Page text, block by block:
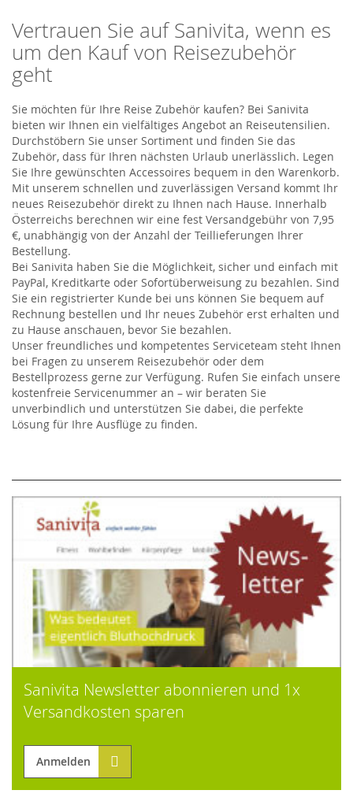
Sanivita Newsletter abonnieren und 1x
Versandkosten sparen
Anmelden
Vertrauen Sie auf Sanivita, wenn es
um den Kauf von Reisezubehör
geht
Sie möchten für Ihre Reise Zubehör kaufen? Bei Sanivita
bieten wir Ihnen ein vielfältiges Angebot an Reiseutensilien.
Durchstöbern Sie unser Sortiment und finden Sie das
Zubehör, dass für Ihren nächsten Urlaub unerlässlich. Legen
Sie Ihre gewünschten Accessoires bequem in den Warenkorb.
Mit unserem schnellen und zuverlässigen Versand kommt Ihr
neues Reisezubehör direkt zu Ihnen nach Hause. Innerhalb
Österreichs berechnen wir eine fest Versandgebühr von 7,95
€, unabhängig von der Anzahl der Teillieferungen Ihrer
Bestellung.
Bei Sanivita haben Sie die Möglichkeit, sicher und einfach mit
PayPal, Kreditkarte oder Sofortüberweisung zu bezahlen. Sind
Sie ein registrierter Kunde bei uns können Sie bequem auf
Rechnung bestellen und Ihr neues Zubehör erst erhalten und
zu Hause anschauen, bevor Sie bezahlen.
Unser freundliches und kompetentes Serviceteam steht Ihnen
bei Fragen zu unserem Reisezubehör oder dem
Bestellprozess gerne zur Verfügung. Rufen Sie einfach unsere
kostenfreie Servicenummer an – wir beraten Sie
unverbindlich und unterstützen Sie dabei, die perfekte
Lösung für Ihre Ausflüge zu finden.